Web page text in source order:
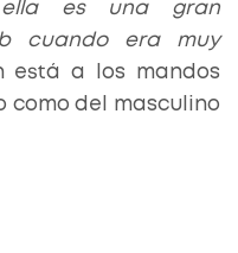
ella es una gran
cuando era muy
está a los mandos
como del masculino